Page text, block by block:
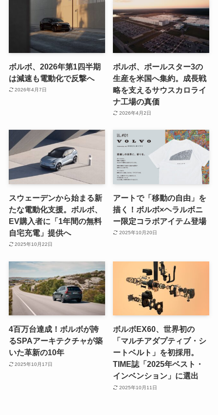
ボルボ、2026年第1四半期
は減速も電動化で反撃へ
2026年4月7日
ボルボ、ポールスター3の
生産を米国へ集約。成長戦
略を支えるサウスカロライ
ナ工場の真価
2026年4月2日
スウェーデンから始まる新
たな電動化支援。ボルボ、
EV購入者に「1年間の無料
自宅充電」提供へ
2025年10月22日
アートで「移動の自由」を
描く！ボルボ×ヘラルボニ
ー限定コラボアイテム登場
2025年10月20日
4百万台達成！ボルボが誇
るSPAアーキテクチャが築
いた革新の10年
2025年10月17日
ボルボEX60、世界初の
「マルチアダプティブ・シ
ートベルト」を初採用。
TIME誌「2025年ベスト・
インベンション」に選出
2025年10月11日